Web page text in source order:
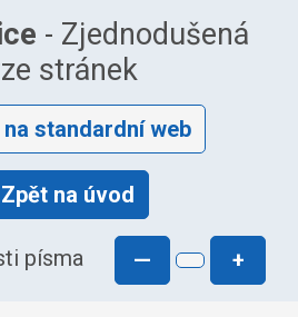
- Zjednodušená
stránek
standardní web
Zpět na úvod
písma — +